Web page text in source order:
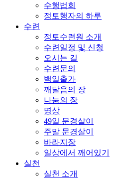
수행법회
정토행자의 하루
수련
정토수련원 소개
수련일정 및 신청
오시는 길
수련문의
백일출가
깨달음의 장
나눔의 장
명상
49일 문경살이
주말 문경살이
바라지장
일상에서 깨어있기
실천
실천 소개